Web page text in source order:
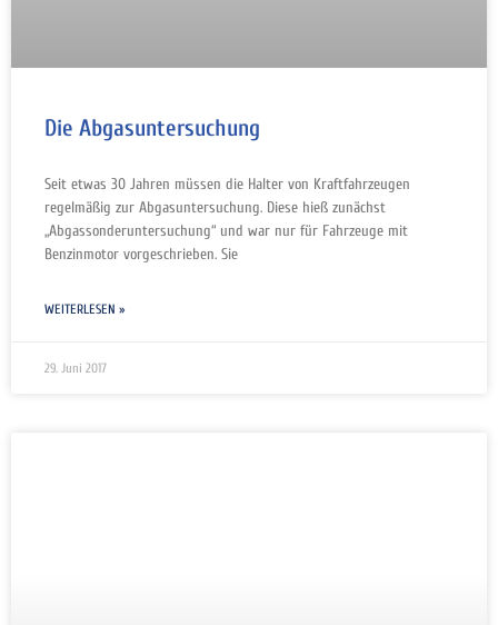
Die Abgasuntersuchung
Seit etwas 30 Jahren müssen die Halter von Kraftfahrzeugen
regelmäßig zur Abgasuntersuchung. Diese hieß zunächst
„Abgassonderuntersuchung“ und war nur für Fahrzeuge mit
Benzinmotor vorgeschrieben. Sie
WEITERLESEN »
29. Juni 2017